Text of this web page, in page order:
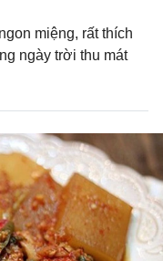
miệng, rất thích
ngày trời thu mát